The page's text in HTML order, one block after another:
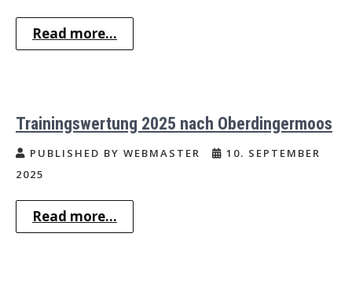
Read more...
Trainingswertung 2025 nach Oberdingermoos
PUBLISHED BY WEBMASTER
10. SEPTEMBER
2025
Read more...